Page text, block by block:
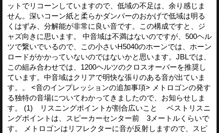
ットでリコーンしていますので、低域の不足は、余り感じま
せん。深いコーン紙と柔らかダンパーのおかげで低域は明る
くはずみ、分解能が非常に良い音です。この構成ですと、ジ
ャズ向きに思います。 中音域は不満はないのですが、500ヘル
ツで繋いでいるので、この小さいH5040のホーンでは、ホーン
ロードがかかっていないのではないかと思います。JBLでは、
この組み合わせでは、1200ヘルツのクロスオーバーを推奨し
ています。中音域はクリアで明快な張りのある音が出ていま
す。。 <音のインプレッションの追加事項> メトロゴンの発す
る独特の音場についてわかってきましたので、お知らせしま
す。 (1) リスニングポイントが割合広いこと ベストリスニ
ングポイントは、スピーカーセンター前 3メートルくらいで
す。 メトロゴンはリフレクターに音が反射しますので、スピ